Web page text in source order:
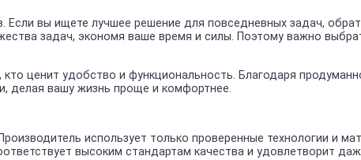
вы ищете лучшее решение для повседневных задач,
задач, экономя ваше время и силы. Поэтому важно
ценит удобство и функциональность. Благодаря
делая вашу жизнь проще и комфортнее.
использует только проверенные технологии и
высоким стандартам качества и удовлетворит